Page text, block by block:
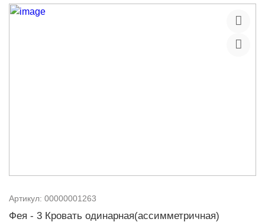
Артикул: 00000001263
Фея - 3 Кровать одинарная(ассимметричная)